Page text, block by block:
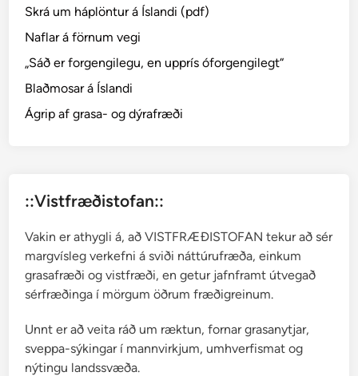
Skrá um háplöntur á Íslandi (pdf)
Naflar á förnum vegi
„Sáð er forgengilegu, en upprís óforgengilegt“
Blaðmosar á Íslandi
Ágrip af grasa- og dýrafræði
::Vistfræðistofan::
Vakin er athygli á, að VISTFRÆÐISTOFAN tekur að sér
margvísleg verkefni á sviði náttúrufræða, einkum
grasafræði og vistfræði, en getur jafnframt útvegað
sérfræðinga í mörgum öðrum fræðigreinum.
Unnt er að veita ráð um ræktun, fornar grasanytjar,
sveppa-sýkingar í mannvirkjum, umhverfismat og
nýtingu landssvæða.